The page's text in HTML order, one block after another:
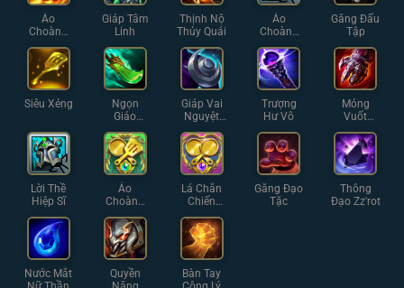
Áo
Choàng
Lửa
Giáp Tâm
Linh
Thịnh Nộ
Thủy Quái
Áo
Choàng
Tĩnh Lặng
Găng Đấu
Tập
Siêu Xẻng
Ngọn
Giáo
Shojin
Giáp Vai
Nguyệt
Thần
Trượng
Hư Vô
Móng
Vuốt
Sterak
Lời Thề
Hiệp Sĩ
Áo
Choàng
Chiến
Thuật
Lá Chắn
Chiến
Thuật
Găng Đạo
Tặc
Thông
Đạo Zz'rot
Nước Mắt
Quyền
Bàn Tay